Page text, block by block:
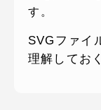
す。
SVGファイ
理解してお